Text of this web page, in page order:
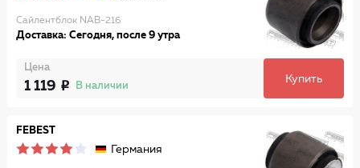
Сайлентблок NAB-216
Доставка: Сегодня, после 9 утра
Цена
1 119 В наличии
Купить
FEBEST
Германия